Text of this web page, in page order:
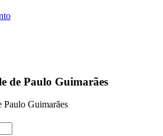
de Paulo Guimarães